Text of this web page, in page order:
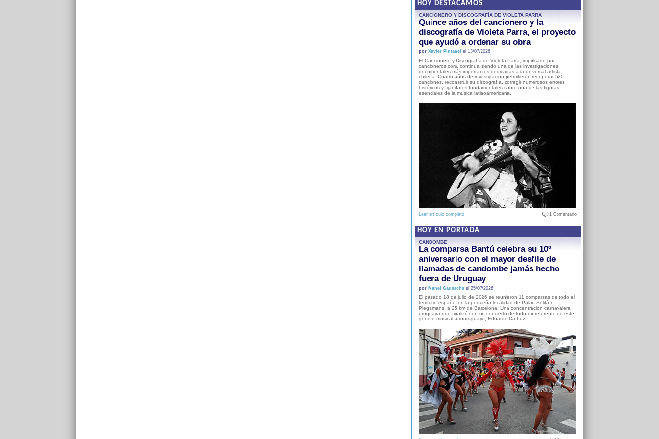
HOY DESTACAMOS
CANCIONERO Y DISCOGRAFÍA DE VIOLETA PARRA
Quince años del cancionero y la
discografía de Violeta Parra, el proyecto
que ayudó a ordenar su obra
por Xavier Pintanel el 13/07/2026
El Cancionero y Discografía de Violeta Parra, impulsado por
cancioneros.com, continúa siendo una de las investigaciones
documentales más importantes dedicadas a la universal artista
chilena. Cuatro años de investigación permitieron recuperar 520
canciones, reconstruir su discografía, corregir numerosos errores
históricos y fijar datos fundamentales sobre una de las figuras
esenciales de la música latinoamericana.
Leer artículo completo 1 Comentario
HOY EN PORTADA
CANDOMBE
La comparsa Bantú celebra su 10º
aniversario con el mayor desfile de
llamadas de candombe jamás hecho
fuera de Uruguay
por Manel Gausachsel 25/07/2026
El pasado 18 de julio de 2026 se reunieron 11 comparsas de todo el
territorio español en la pequeña localidad de Palau-Solità i
Plegamans, a 25 km de Barcelona. Una concentración carnavalera
uruguaya que finalizó con un concierto de todo un referente de este
género musical afrouruguayo, Eduardo Da Luz.